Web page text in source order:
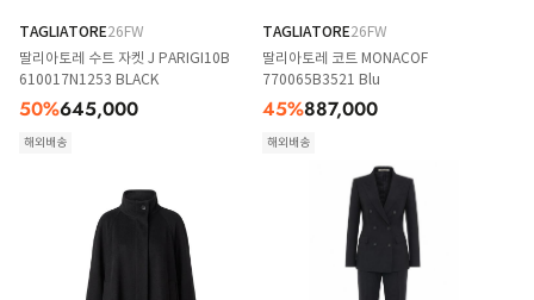
TAGLIATORE26FW
딸리아토레 수트 자켓 J PARIGI10B
610017N1253 BLACK
50%645,000
해외배송
TAGLIATORE26FW
딸리아토레 코트 MONACOF
770065B3521 Blu
45%887,000
해외배송